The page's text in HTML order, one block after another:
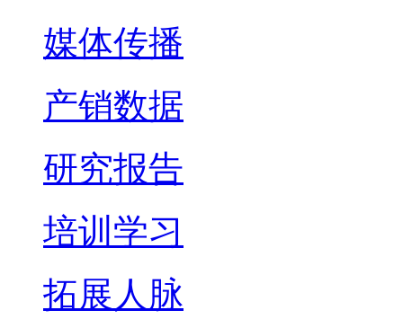
媒体传播
产销数据
研究报告
培训学习
拓展人脉